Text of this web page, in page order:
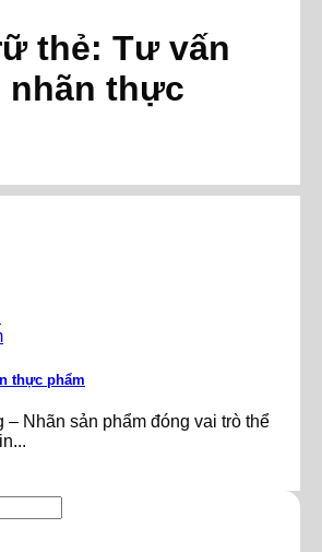
thẻ: Tư vấn
nhãn thực
thực phẩm
– Nhãn sản phẩm đóng vai trò thể